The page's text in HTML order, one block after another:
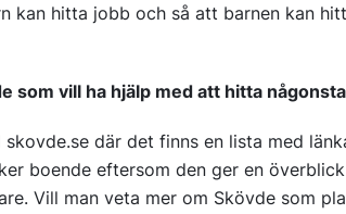
kan hitta jobb och så att barnen kan
som vill ha hjälp med att hitta
där det finns en lista med
boende eftersom den ger en
Vill man veta mer om Skövde som